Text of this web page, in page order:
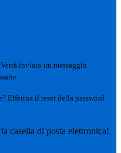
Verrà inviato un messaggio
Effettua il reset della password
casella di posta elettronica!